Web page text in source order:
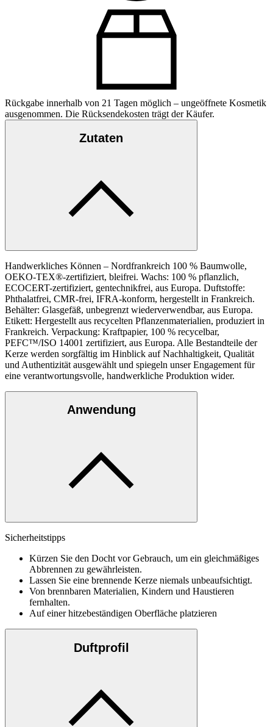
Rückgabe innerhalb von 21 Tagen möglich – ungeöffnete Kosmetik
ausgenommen. Die Rücksendekosten trägt der Käufer.
Zutaten
Handwerkliches Können – Nordfrankreich 100 % Baumwolle,
OEKO-TEX®-zertifiziert, bleifrei. Wachs: 100 % pflanzlich,
ECOCERT-zertifiziert, gentechnikfrei, aus Europa. Duftstoffe:
Phthalatfrei, CMR-frei, IFRA-konform, hergestellt in Frankreich.
Behälter: Glasgefäß, unbegrenzt wiederverwendbar, aus Europa.
Etikett: Hergestellt aus recycelten Pflanzenmaterialien, produziert in
Frankreich. Verpackung: Kraftpapier, 100 % recycelbar,
PEFC™/ISO 14001 zertifiziert, aus Europa. Alle Bestandteile der
Kerze werden sorgfältig im Hinblick auf Nachhaltigkeit, Qualität
und Authentizität ausgewählt und spiegeln unser Engagement für
eine verantwortungsvolle, handwerkliche Produktion wider.
Anwendung
Sicherheitstipps
Kürzen Sie den Docht vor Gebrauch, um ein gleichmäßiges
Abbrennen zu gewährleisten.
Lassen Sie eine brennende Kerze niemals unbeaufsichtigt.
Von brennbaren Materialien, Kindern und Haustieren
fernhalten.
Auf einer hitzebeständigen Oberfläche platzieren
Duftprofil